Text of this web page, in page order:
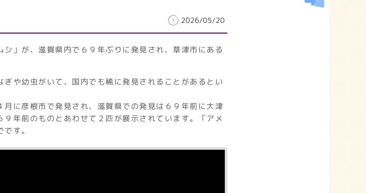
2026/05/20
」が、滋賀県内で６９年ぶりに発見され、草津市にある
や幼虫がいて、国内でも稀に発見されることがあるとい
に彦根市で発見され、滋賀県での発見は６９年前に大津
年前のものとあわせて２匹が展示されています。「アメ
す。